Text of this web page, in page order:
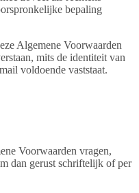
bepaling
Algemene Voorwaarden
mits de identiteit van
voldoende vaststaat.
Voorwaarden vragen,
dan gerust schriftelijk of per